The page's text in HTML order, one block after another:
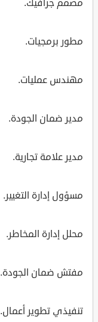
مصمم جرافيك.
مطور برمجيات.
مهندس عمليات.
مدير ضمان الجودة.
مدير علامة تجارية.
مسؤول إدارة التغيير.
محلل إدارة المخاطر.
مفتش ضمان الجودة.
تنفيذي تطوير أعمال.